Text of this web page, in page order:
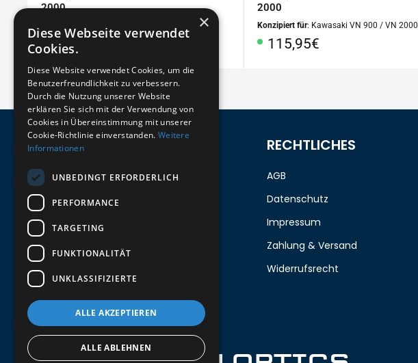
2000
: Kawasaki VN 900 / VN 2000
Sonderpreis
115,95€
2000
Konzipiert für: Kawasaki VN 900 / VN 2000
Sonderpreis
115,95€
ZUM NEWSLETTER ANMELDEN
Melde dich jetzt zum Newsletter an
und erhalte 5%
Bestellung.
Deine Email
RECHTLICHES
AGB
Datenschutz
Impressum
Zahlung & Versand
Widerrufsrecht
×
Diese Webseite verwendet
Cookies.
Diese Website verwendet Cookies, um die
Benutzerfreundlichkeit zu verbessern.
Durch die Nutzung unserer Website
erklären Sie sich mit der Verwendung von
Cookies in Übereinstimmung mit unserer
Cookie-Richtlinie einverstanden. Weitere
Informationen
UNBEDINGT ERFORDERLICH
PERFORMANCE
TARGETING
FUNKTIONALITÄT
UNKLASSIFIZIERTE
ALLE AKZEPTIEREN
ALLE ABLEHNEN